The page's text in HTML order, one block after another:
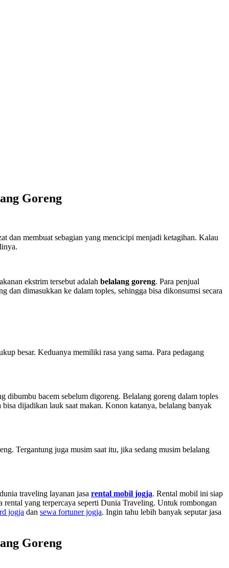
Goreng
dan membuat sebagian yang mencicipi menjadi ketagihan. Kalau
ekstrim tersebut adalah belalang goreng. Para penjual
dan dimasukkan ke dalam toples, sehingga bisa dikonsumsi secara
besar. Keduanya memiliki rasa yang sama. Para pedagang
dibumbu bacem sebelum digoreng. Belalang goreng dalam toples
dijadikan lauk saat makan. Konon katanya, belalang banyak
Tergantung juga musim saat itu, jika sedang musim belalang
traveling layanan jasa rental mobil jogja. Rental mobil ini siap
yang terpercaya seperti Dunia Traveling. Untuk rombongan
jogja dan sewa fortuner jogja. Ingin tahu lebih banyak seputar jasa
Goreng